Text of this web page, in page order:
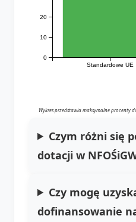
Standardowe UE
0
10
20
Wykres przedstawia maksymalne procenty
Czym różni się
dotacji w
Czy mogę
dofinansowanie